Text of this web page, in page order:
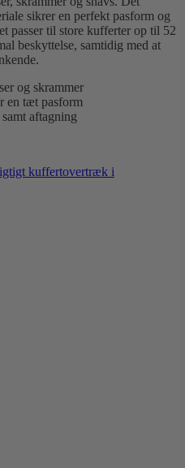
sikrer en perfekt pasform og
passer til store kufferter op til 52
beskyttelse, samtidig med at
og skrammer
en tæt pasform
aftagning